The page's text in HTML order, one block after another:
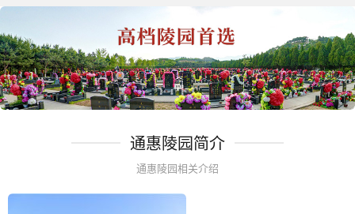
通惠陵园简介
通惠陵园相关介绍